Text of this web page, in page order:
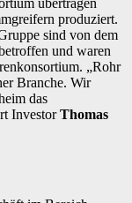
produziert.
sind von dem
und waren
„Rohr
Branche. Wir
das
InvestorThomas